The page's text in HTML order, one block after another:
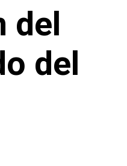
del
del